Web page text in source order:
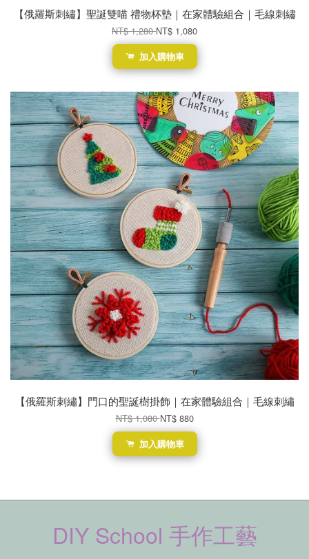
【俄羅斯刺繡】聖誕雙喵 禮物杯墊｜在家體驗組合｜毛線刺繡
NT$ 1,280NT$ 1,080
加入購物車
【俄羅斯刺繡】門口的聖誕樹掛飾｜在家體驗組合｜毛線刺繡
NT$ 1,080NT$ 880
加入購物車
DIY School 手作工藝